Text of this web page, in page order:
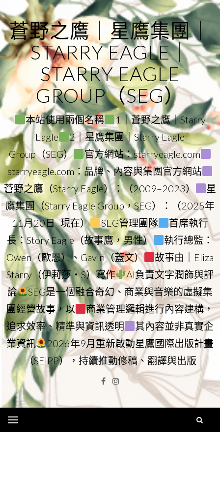
to
content
蒼野之鷹｜星鷹集團｜
STARRY EAGLE｜
STARRY EAGLE
GROUP（SEG）
本站使用兩個名稱
1｜蒼野之鷹｜Starry
Eagle
2｜星鷹集團｜Starry Eagle
Group（SEG）
官方網站：starryeagle.com
starryeagle.com：品牌、內容與集團官方網站
蒼野之鷹（Starry Eagle）：（2009–2023）
星
鷹集團（Starry Eagle Group，SEG）：（2025年
11月20日–現在）
SEG管理團隊
首席執行
長：Story Eagle（故事鷹，男性）
執行總監：
Owen（歐恩）、Gavin（蓋文）
故事由｜Eliza
Starry（伊莉莎・S）寫作
AI負責文字潤飾與評
論
SEG是一個融合奇幻、商業與音樂的虛擬集
團經營故事，以
商業管理邏輯進行內容建構，
追求效率、精準與資訊透明
其內容並非真實企
業資訊
2026年9月重新啟動星鷹國際出版計畫
（SEIPP），持續推動修稿、翻譯與出版
Facebook
Instagram